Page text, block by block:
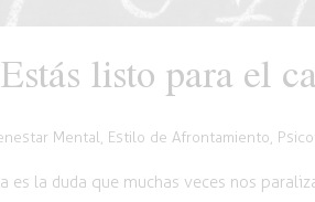
listo para el
Mental Estilo de Afrontamiento
es la duda que muchas veces nos